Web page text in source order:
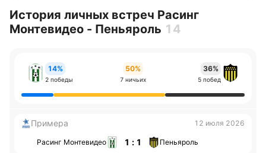
История личных встреч Расинг
Монтевидео - Пеньяроль 14
14%
2 победы
50%
7 ничьих
36%
5 побед
Примера 12 июля 2026
Расинг Монтевидео 1 : 1 Пеньяроль